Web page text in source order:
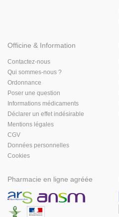
Officine & Information
Contactez-nous
Qui sommes-nous ?
Ordonnance
Poser une question
Informations médicaments
Déclarer un effet indésirable
Mentions légales
CGV
Données personnelles
Cookies
Pharmacie en ligne agréée